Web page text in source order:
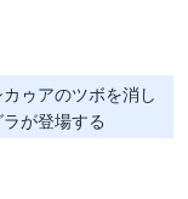
ゥアのツボを消し
が登場する